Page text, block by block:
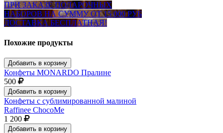
ПРИ ЗАКАЗЕ ПОДАРОЧНЫХ
НАБОРОВ НА СУММУ ОТ 15 000 РУБ
ДОСТАВКА БЕСПЛАТНАЯ!
Похожие продукты
Добавить в корзину
Конфеты MONARDO Пралине
500
Добавить в корзину
Конфеты с сублимированной малиной
Raffinee ChocoMe
1 200
Добавить в корзину